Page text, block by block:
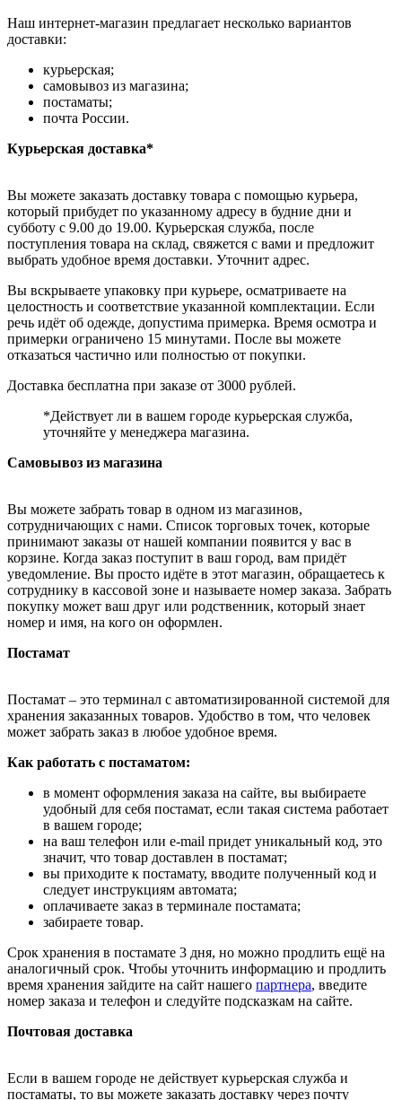
Наш интернет-магазин предлагает несколько вариантов
доставки:
курьерская;
самовывоз из магазина;
постаматы;
почта России.
Курьерская доставка*
Вы можете заказать доставку товара с помощью курьера,
который прибудет по указанному адресу в будние дни и
субботу с 9.00 до 19.00. Курьерская служба, после
поступления товара на склад, свяжется с вами и предложит
выбрать удобное время доставки. Уточнит адрес.
Вы вскрываете упаковку при курьере, осматриваете на
целостность и соответствие указанной комплектации. Если
речь идёт об одежде, допустима примерка. Время осмотра и
примерки ограничено 15 минутами. После вы можете
отказаться частично или полностью от покупки.
Доставка бесплатна при заказе от 3000 рублей.
*Действует ли в вашем городе курьерская служба,
уточняйте у менеджера магазина.
Самовывоз из магазина
Вы можете забрать товар в одном из магазинов,
сотрудничающих с нами. Список торговых точек, которые
принимают заказы от нашей компании появится у вас в
корзине. Когда заказ поступит в ваш город, вам придёт
уведомление. Вы просто идёте в этот магазин, обращаетесь к
сотруднику в кассовой зоне и называете номер заказа. Забрать
покупку может ваш друг или родственник, который знает
номер и имя, на кого он оформлен.
Постамат
Постамат – это терминал с автоматизированной системой для
хранения заказанных товаров. Удобство в том, что человек
может забрать заказ в любое удобное время.
Как работать с постаматом:
в момент оформления заказа на сайте, вы выбираете
удобный для себя постамат, если такая система работает
в вашем городе;
на ваш телефон или e-mail придет уникальный код, это
значит, что товар доставлен в постамат;
вы приходите к постамату, вводите полученный код и
следует инструкциям автомата;
оплачиваете заказ в терминале постамата;
забираете товар.
Срок хранения в постамате 3 дня, но можно продлить ещё на
аналогичный срок. Чтобы уточнить информацию и продлить
время хранения зайдите на сайт нашего партнера, введите
номер заказа и телефон и следуйте подсказкам на сайте.
Почтовая доставка
Если в вашем городе не действует курьерская служба и
постаматы, то вы можете заказать доставку через почту